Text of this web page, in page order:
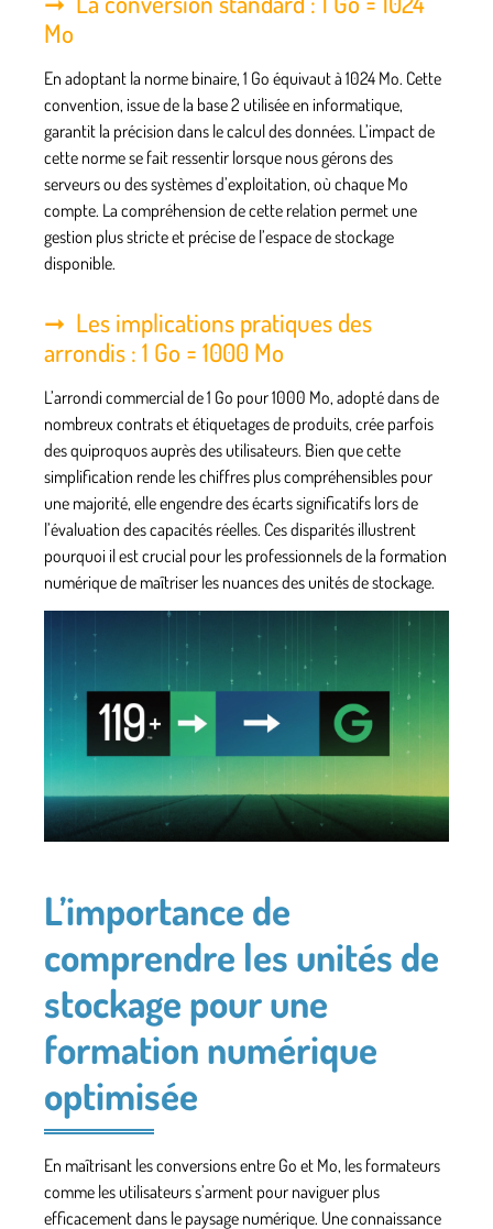
Mo
En adoptant la norme binaire, 1 Go équivaut à 1024 Mo. Cette
convention, issue de la base 2 utilisée en informatique,
garantit la précision dans le calcul des données. L’impact de
cette norme se fait ressentir lorsque nous gérons des
serveurs ou des systèmes d’exploitation, où chaque Mo
compte. La compréhension de cette relation permet une
gestion plus stricte et précise de l’espace de stockage
disponible.
Les implications pratiques des
arrondis : 1 Go = 1000 Mo
L’arrondi commercial de 1 Go pour 1000 Mo, adopté dans de
nombreux contrats et étiquetages de produits, crée parfois
des quiproquos auprès des utilisateurs. Bien que cette
simplification rende les chiffres plus compréhensibles pour
une majorité, elle engendre des écarts significatifs lors de
l’évaluation des capacités réelles. Ces disparités illustrent
pourquoi il est crucial pour les professionnels de la formation
numérique de maîtriser les nuances des unités de stockage.
L’importance de
comprendre les unités de
stockage pour une
formation numérique
optimisée
En maîtrisant les conversions entre Go et Mo, les formateurs
comme les utilisateurs s’arment pour naviguer plus
efficacement dans le paysage numérique. Une connaissance